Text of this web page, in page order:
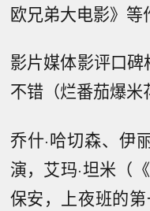
欧兄弟大电影》等
影片媒体影评口
不错（烂番茄爆米
乔什·哈切森、伊
演，艾玛·坦米（
保安，上夜班的